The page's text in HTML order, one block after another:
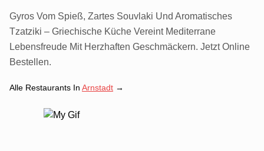
Gyros Vom Spieß, Zartes Souvlaki Und Aromatisches
Tzatziki – Griechische Küche Vereint Mediterrane
Lebensfreude Mit Herzhaften Geschmäckern. Jetzt Online
Bestellen.
Alle Restaurants In Arnstadt →